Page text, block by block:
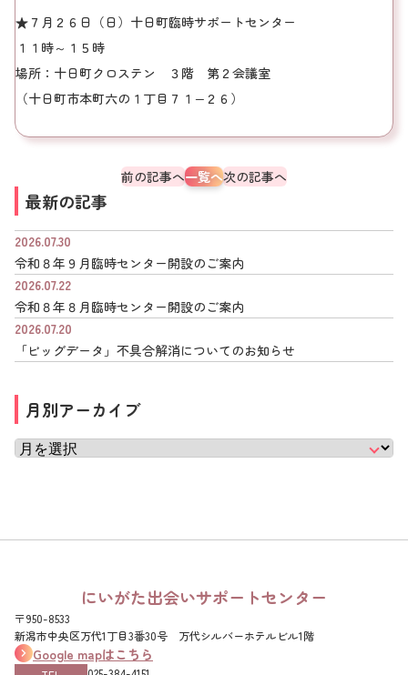
★７月２６日（日）十日町臨時サポートセンター
１１時～１５時
場所：十日町クロステン ３階 第２会議室
（十日町市本町六の１丁目７１−２６）
前の記事へ一覧へ次の記事へ
最新の記事
2026.07.30
令和８年９月臨時センター開設のご案内
2026.07.22
令和８年８月臨時センター開設のご案内
2026.07.20
「ビッグデータ」不具合解消についてのお知らせ
月別アーカイブ
にいがた出会いサポートセンター
〒950-8533
新潟市中央区万代1丁目3番30号 万代シルバーホテルビル1階
Google mapはこちら